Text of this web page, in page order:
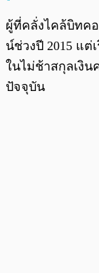
ผู้ที่คลั่งไคล้บิทค
น์ช่วงปี 2015 แต่
ในไม่ช้าสกุลเงิน
ปัจจุบัน